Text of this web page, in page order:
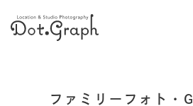
ファミリーフォト・